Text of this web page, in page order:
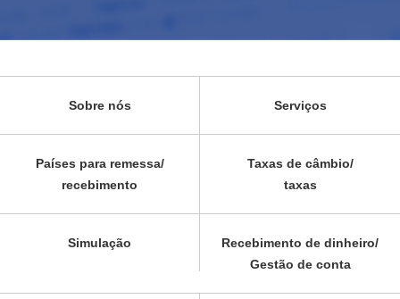
Sobre nós Serviços
Países para remessa/
recebimento
Taxas de câmbio/
taxas
Simulação
Recebimento de dinheiro/
Gestão de conta